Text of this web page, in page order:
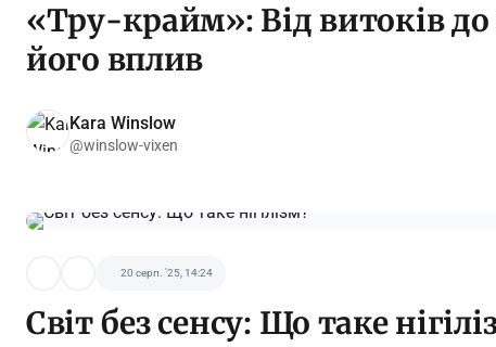
«Тру-крайм»: Від витоків до
його вплив
Kara Winslow
@winslow-vixen
20 серп. '25, 14:24
Світ без сенсу: Що таке